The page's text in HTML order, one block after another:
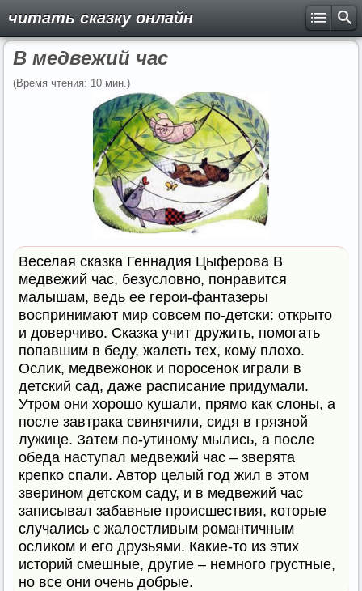
читать сказку онлайн
В медвежий час
(Время чтения: 10 мин.)
Веселая сказка Геннадия Цыферова В
медвежий час, безусловно, понравится
малышам, ведь ее герои-фантазеры
воспринимают мир совсем по-детски: открыто
и доверчиво. Сказка учит дружить, помогать
попавшим в беду, жалеть тех, кому плохо.
Ослик, медвежонок и поросенок играли в
детский сад, даже расписание придумали.
Утром они хорошо кушали, прямо как слоны, а
после завтрака свинячили, сидя в грязной
лужице. Затем по-утиному мылись, а после
обеда наступал медвежий час – зверята
крепко спали. Автор целый год жил в этом
зверином детском саду, и в медвежий час
записывал забавные происшествия, которые
случались с жалостливым романтичным
осликом и его друзьями. Какие-то из этих
историй смешные, другие – немного грустные,
но все они очень добрые.